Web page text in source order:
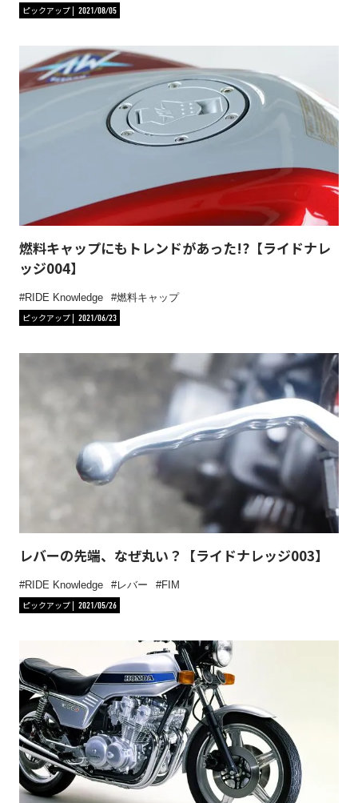
ピックアップ 2021/08/05
燃料キャップにもトレンドがあった!?【ライドナレ
ッジ004】
RIDE Knowledge
燃料キャップ
ピックアップ
2021/06/23
レバーの先端、なぜ丸い？【ライドナレッジ003】
RIDE Knowledge レバー
FIM
ピックアップ
2021/05/26